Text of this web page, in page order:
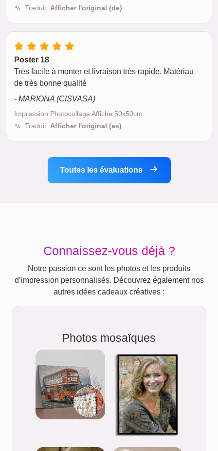
Traduit: Afficher l'original (de)
Poster 18
Très facile à monter et livraison très rapide. Matériau
de très bonne qualité
- MARIONA (CISVASA)
Impression Photocollage Affiche 50x50cm
Traduit: Afficher l'original (es)
Toutes les évaluations
Connaissez-vous déjà ?
Notre passion ce sont les photos et les produits
d’impression personnalisés. Découvrez également nos
autres idées cadeaux créatives :
Photos mosaïques